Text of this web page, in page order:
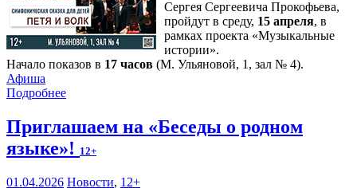
Сергея Сергеевича Прокофьева,
пройдут в среду, 15 апреля, в
рамках проекта «Музыкальные
истории».
Начало показов в 17 часов (М. Ульяновой, 1, зал № 4).
Афиша
Подробнее
Приглашаем на «Беседы о родном
языке»! 12+
01.04.2026 Новости, 12+